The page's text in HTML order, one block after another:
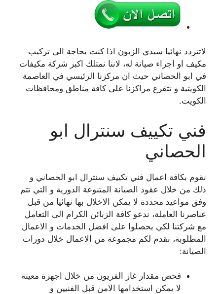
لاتتردد نهائيا سيدي الزبون اذا كنت بحاجة الى تركيب
مكيف او اجراء صيانة له، لاننا نمتلك اكبر شركة مكيفات
في ابو الحصاني حيث ان مركزنا الرئيسي في العاصمة
الكويتية و تتفرع مراكزنا على كافة مناطق ومحافظات
الكويت.
فني تكييف سنترال ابو
الحصاني
نقوم بكافة اعمال فني تكييف سنترال ابو الحصاني و
ذلك من خلال عقود الصيانة المتنوعة الدورية و التي تتم
وفق مواعيد محددة لا يمكن الاخلال بها نهائيا من قبل
عناصرنا العاملة، ندعو كافة الزبائن الكرام الى التعامل
مع شركتنا لكي يحصلوا على افضل الخدمات و الاعمال
المطلوبة، نقدم لكم مجموعة من الاعمال خلال دورات
الصيانة:
فحص مقدار غاز الفريون من خلال اجهزة معينة
لا يمكن استخدامها الامن قبل الفنيين و